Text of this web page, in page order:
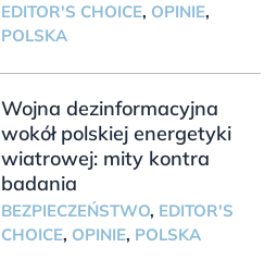
EDITOR'S CHOICE, OPINIE,
POLSKA
Wojna dezinformacyjna
wokół polskiej energetyki
wiatrowej: mity kontra
badania
BEZPIECZEŃSTWO, EDITOR'S
CHOICE, OPINIE, POLSKA